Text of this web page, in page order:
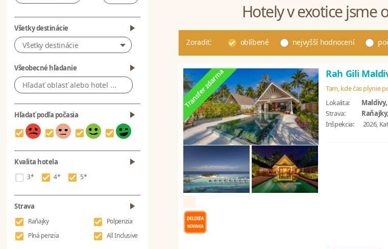
Všetky destinácie
Všetky destinácie
Všeobecné hľadanie
Hľadať podľa počasia
Kvalita hotela
3* 4* 5*
Strava
Raňajky
Plná penzia
Polpenzia
All Inclusive
Hotely v exotice jsme
Zoradiť: oblíbené nejvyšší hodnocení
Rah Gili
Tam, kde čas plynie
Lokalita:
Maldivy,
Strava:
Inšpekcia:
2026,